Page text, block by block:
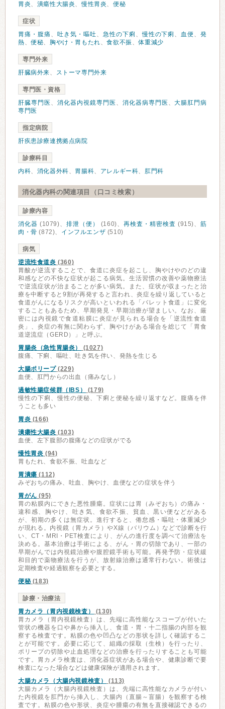
胃炎、 潰瘍性大腸炎、慢性胃炎、便秘
症状
胃痛・腹痛 、 吐き気・嘔吐、 急性の下痢 、慢性の下痢 、 血便、発
熱、便秘、 胸やけ・胃もたれ、食欲不振 、体重減少
専門外来
肝臓病外来、 ストーマ専門外来
専門医・資格
肝臓専門医 、 消化器内視鏡専門医 、 消化器病専門医 、大腸肛門病
専門医
指定病院
肝疾患診療連携拠点病院
診療科目
内科、 消化器外科、 胃腸科、 アレルギー科、 肛門科
消化器内科の関連項目（口コミ検索）
診療内容
消化器 (1079)、 排泄（便） (160)、再検査・精密検査 (915)、筋
肉・骨 (872)、 インフルエンザ (510)
病気
逆流性食道炎 (360)
胃酸が逆流することで、食道に炎症を起こし、胸やけやのどの違
和感などの不快な症状が起こる病気。生活習慣の改善や薬物療法
で逆流症状が治まることが多い病気。また、症状が収まったと治
療を中断すると9割が再発すると言われ、炎症を繰り返していると
食道がんになるリスクが高いといわれる「バレット食道」に変化
することもあるため、早期発見・早期治療が望ましい。なお、厳
密には内視鏡で食道粘膜に炎症が見られる場合を「逆流性食道
炎」、炎症の有無に関わらず、胸やけがある場合を総じて「胃食
道逆流症（GERD）」と呼ぶ。
胃腸炎（急性胃腸炎）
(1027)
腹痛、下痢、嘔吐、吐き気を伴い、発熱を生じる
大腸ポリープ(229)
血便、肛門からの出血（痛みなし）
過敏性腸症候群（IBS）
(179)
慢性の下痢、慢性の便秘、下痢と便秘を繰り返すなど。腹痛を伴
うことも多い
胃炎 (166)
潰瘍性大腸炎 (103)
血便、左下腹部の腹痛などの症状がでる
慢性胃炎 (94)
胃もたれ、食欲不振、吐血など
胃潰瘍 (112)
みぞおちの痛み、吐血、胸やけ、血便などの症状を伴う
胃がん (95)
胃の粘膜内にできた悪性腫瘍。症状には胃（みぞおち）の痛み・
違和感、胸やけ、吐き気、食欲不振、貧血、黒い便などがある
が、初期の多くは無症状。進行すると、倦怠感・嘔吐・体重減少
が現れる。内視鏡（胃カメラ）やX線（バリウム）などで診断を行
い、CT・MRI・PET検査により、がんの進行度を調べて治療法を
決める。基本治療は手術による、がん・胃の切除であり、一部の
早期がんでは内視鏡治療や腹腔鏡手術も可能。再発予防・症状緩
和目的で薬物療法を行うが、放射線治療は通常行わない。術後は
定期検査や経過観察を必要とする。
便秘(183)
診療・治療法
胃カメラ（胃内視鏡検査）
(130)
胃カメラ（胃内視鏡検査）は、先端に高性能なスコープが付いた
管状の機器を口や鼻から挿入し、食道・胃・十二指腸の内部を観
察する検査です。粘膜の色や凹凸などの形状を詳しく確認するこ
とが可能です。必要に応じて、組織の採取（生検）を行ったり、
ポリープの切除や止血処理などの治療を行ったりすることも可能
です。胃カメラ検査は、消化器症状がある場合や、健康診断で要
検査になった場合などは健康保険が適用されます。
大腸カメラ（大腸内視鏡検査）
(113)
大腸カメラ（大腸内視鏡検査）は、先端に高性能なカメラが付い
た内視鏡を肛門から挿入し、大腸内（直腸～盲腸）を観察する検
査です。粘膜の色や形状、炎症や腫瘍の有無を直接確認できるの